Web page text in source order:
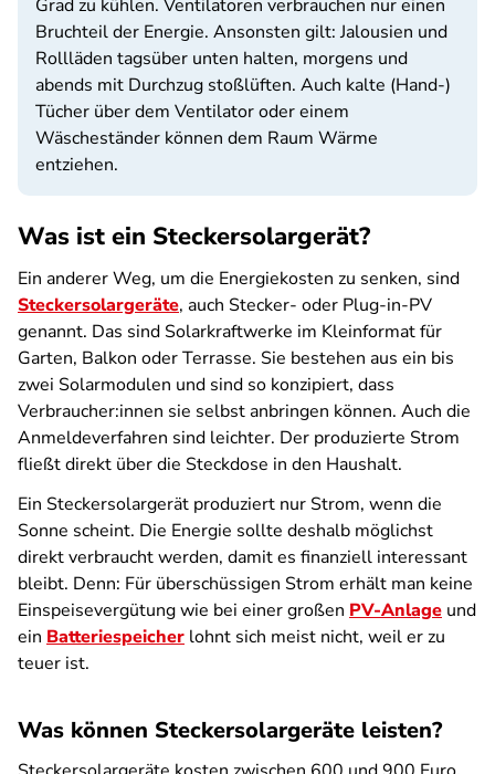
Grad zu kühlen. Ventilatoren verbrauchen nur einen
Bruchteil der Energie. Ansonsten gilt: Jalousien und
Rollläden tagsüber unten halten, morgens und
abends mit Durchzug stoßlüften. Auch kalte (Hand-)
Tücher über dem Ventilator oder einem
Wäscheständer können dem Raum Wärme
entziehen.
Was ist ein Steckersolargerät?
Ein anderer Weg, um die Energiekosten zu senken, sind
Steckersolargeräte, auch Stecker- oder Plug-in-PV
genannt. Das sind Solarkraftwerke im Kleinformat für
Garten, Balkon oder Terrasse. Sie bestehen aus ein bis
zwei Solarmodulen und sind so konzipiert, dass
Verbraucher:innen sie selbst anbringen können. Auch die
Anmeldeverfahren sind leichter. Der produzierte Strom
fließt direkt über die Steckdose in den Haushalt.
Ein Steckersolargerät produziert nur Strom, wenn die
Sonne scheint. Die Energie sollte deshalb möglichst
direkt verbraucht werden, damit es finanziell interessant
bleibt. Denn: Für überschüssigen Strom erhält man keine
Einspeisevergütung wie bei einer großen PV-Anlage und
ein Batteriespeicher lohnt sich meist nicht, weil er zu
teuer ist.
Was können Steckersolargeräte leisten?